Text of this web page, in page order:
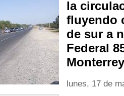
la
fluyendo
de sur a
Federal
lunes, 17 de